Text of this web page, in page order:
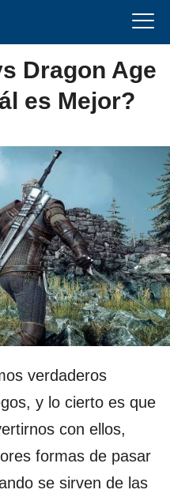
Dragon Age
es Mejor?
verdaderos
y lo cierto es que
con ellos,
formas de pasar
se sirven de las